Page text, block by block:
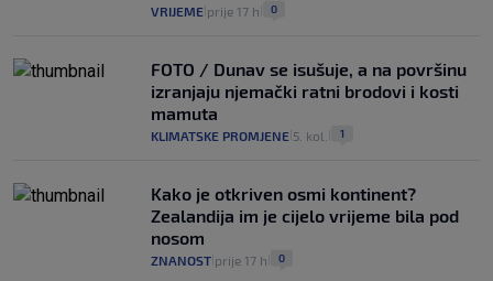
VRIJEME prije 17 h 0
FOTO / Dunav se isušuje, a na površinu
izranjaju njemački ratni brodovi i kosti
mamuta
KLIMATSKE PROMJENE 5. kol. 1
Kako je otkriven osmi kontinent?
Zealandija im je cijelo vrijeme bila pod
nosom
ZNANOST prije 17 h 0